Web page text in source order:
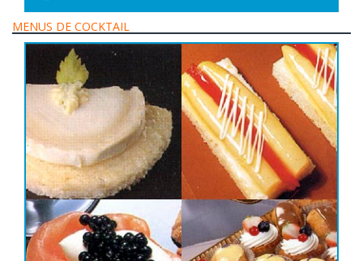
MENUS DE COCKTAIL